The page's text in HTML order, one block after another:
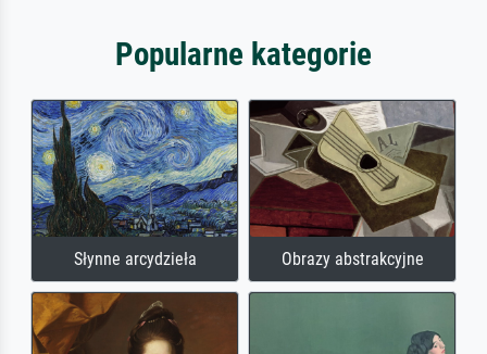
Popularne kategorie
Słynne arcydzieła Obrazy abstrakcyjne